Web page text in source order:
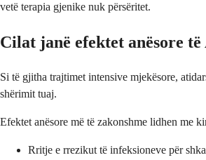
vetë terapia gjenike nuk përsëritet.
Cilat janë efektet anësore
Si të gjitha trajtimet intensive mjekësore,
shërimit tuaj.
Efektet anësore më të zakonshme lidhen me
Rritje e rrezikut të infeksioneve për